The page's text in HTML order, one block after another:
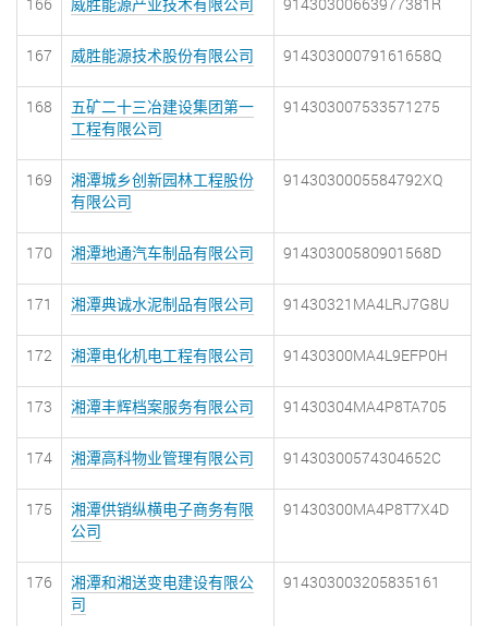
167 威胜能源技术股份有限公司 91430300079161658Q
168
五矿二十三冶建设集团第一
工程有限公司
914303007533571275
169
湘潭城乡创新园林工程股份
有限公司
9143030005584792XQ
170 湘潭地通汽车制品有限公司 91430300580901568D
171 湘潭典诚水泥制品有限公司 91430321MA4LRJ7G8U
172 湘潭电化机电工程有限公司 91430300MA4L9EFP0H
173 湘潭丰辉档案服务有限公司 91430304MA4P8TA705
174 湘潭高科物业管理有限公司 91430300574304652C
175
湘潭供销纵横电子商务有限
公司
91430300MA4P8T7X4D
176
湘潭和湘送变电建设有限公
司
914303003205835161